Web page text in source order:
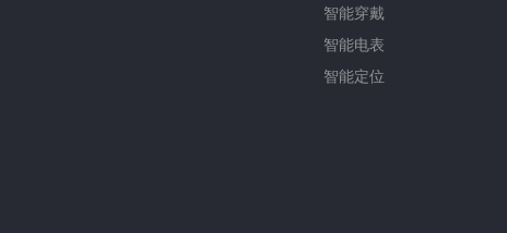
智能穿戴
智能电表
智能定位